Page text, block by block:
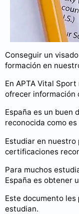
Conseguir un
formación en
En APTA Vital Sport
ofrecer información
España es un buen
reconocida como
Estudiar en
certificaciones
Para muchos
España es obtener
Este documento les
estudian.